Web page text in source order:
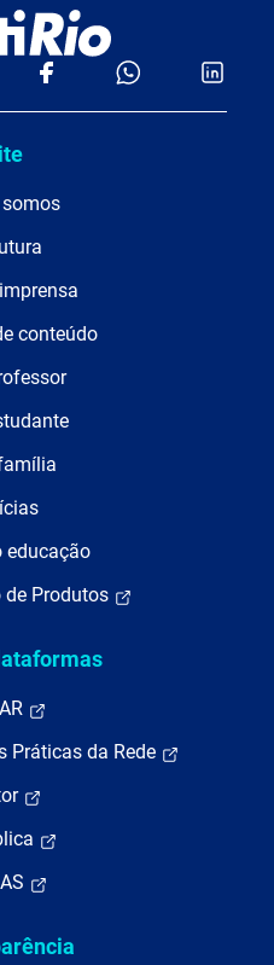
conteúdo
educação
Produtos
Práticas da Rede